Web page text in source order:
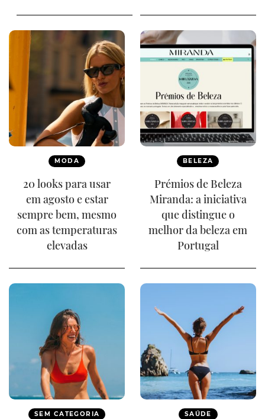
MODA
20 looks para usar
em agosto e estar
sempre bem, mesmo
com as temperaturas
elevadas
BELEZA
Prémios de Beleza
Miranda: a iniciativa
que distingue o
melhor da beleza em
Portugal
SEM CATEGORIA SAÚDE